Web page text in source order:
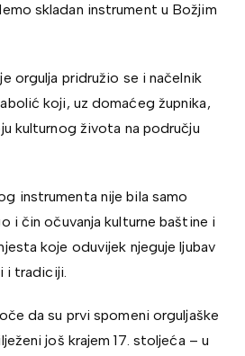
skladan instrument u Božjim
orgulja pridružio se i načelnik
koji, uz domaćeg župnika,
kulturnog života na području
instrumenta nije bila samo
i čin očuvanja kulturne baštine i
koje oduvijek njeguje ljubav
i tradiciji.
da su prvi spomeni orguljaške
još krajem 17. stoljeća – u